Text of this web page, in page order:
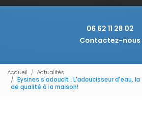
06 62 11 28 02
Contactez-nous
Accueil
Actualités
Eysines s'adoucit : L'adoucisseur d'eau,
de qualité à la maison!